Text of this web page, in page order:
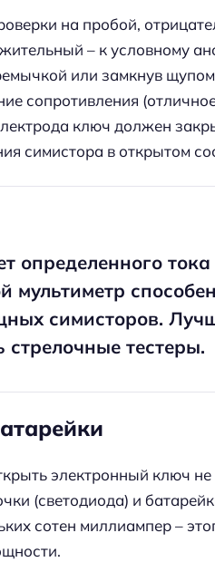
на пробой,
– к условному
или замкнув
сопротивления
ключ должен
симистора в открытом
определенного
симисторов.
стрелочные тестеры.
электронный ключ
(светодиода) и
сотен миллиампер –